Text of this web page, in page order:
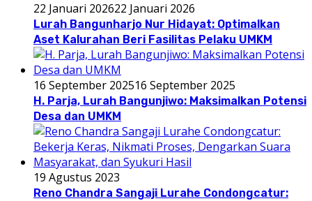
22 Januari 202622 Januari 2026
Lurah Bangunharjo Nur Hidayat: Optimalkan
Aset Kalurahan Beri Fasilitas Pelaku UMKM
16 September 202516 September 2025
H. Parja, Lurah Bangunjiwo: Maksimalkan Potensi
Desa dan UMKM
19 Agustus 2023
Reno Chandra Sangaji Lurahe Condongcatur: